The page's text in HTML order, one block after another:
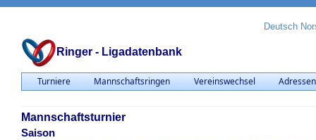
Ringer - Ligadatenbank
Deutsch
Turniere Mannschaftsringen Vereinswechsel Adressen
Mannschaftsturnier
Saison